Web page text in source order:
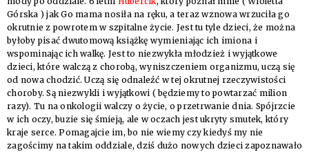
Górska ) jak Go mama nosiła na ręku, a teraz wznowa wrzuciła go
okrutnie z powrotem w szpitalne życie. Jest tu tyle dzieci, że można
byłoby pisać dwutomową książkę wymieniając ich imiona i
wspominając ich walkę. Jest to niezwykła młodzież i wyjątkowe
dzieci, które walczą z chorobą, wyniszczeniem organizmu, uczą się
od nowa chodzić. Uczą się odnaleźć w tej okrutnej rzeczywistości
choroby. Są niezwykli i wyjątkowi ( będziemy to powtarzać milion
razy). Tu na onkologii walczy o życie, o przetrwanie dnia. Spójrzcie
w ich oczy, buzie się śmieją, ale w oczach jest ukryty smutek, który
kraje serce. Pomagajcie im, bo nie wiemy czy kiedyś my nie
zagościmy na takim oddziale, dziś dużo nowych dzieci zapoznawało